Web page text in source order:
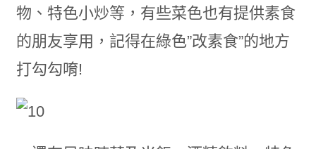
物、特色小炒等，有些菜色也有提供素食
的朋友享用，記得在綠色”改素食”的地方
打勾勾唷!